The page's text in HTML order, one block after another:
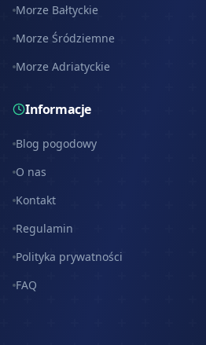
Morze Bałtyckie
Morze Śródziemne
Morze Adriatyckie
Informacje
Blog pogodowy
O nas
Kontakt
Regulamin
Polityka prywatności
FAQ